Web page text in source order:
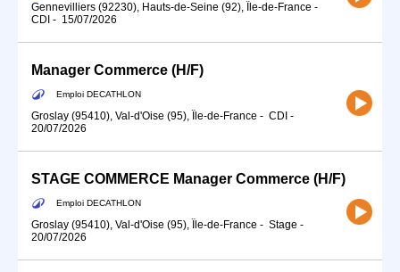
Gennevilliers (92230), Hauts-de-Seine (92), Île-de-France -
CDI - 15/07/2026
Manager Commerce (H/F)
Emploi DECATHLON
Groslay (95410), Val-d'Oise (95), Île-de-France - CDI -
20/07/2026
STAGE COMMERCE Manager Commerce (H/F)
Emploi DECATHLON
Groslay (95410), Val-d'Oise (95), Île-de-France - Stage -
20/07/2026